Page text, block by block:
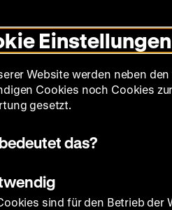
Modus
umschalten
Filmreihen
Einstellungen
Website werden neben
Cookies noch Cookies
gesetzt.
das?
sind für den Betrieb der